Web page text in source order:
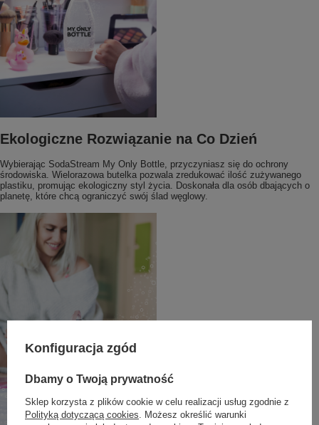
Ekologiczne Rozwiązanie na Co Dzień
Wybierając SodaStream My Only Bottle, przyczyniasz się do ochrony
środowiska. Wielorazowa butelka pozwala zredukować ilość zużywanego
plastiku, promując ekologiczny styl życia. Doskonała dla osób dbających o
planetę, które chcą ograniczyć swój ślad węglowy.
Konfiguracja zgód
Dbamy o Twoją prywatność
Sklep korzysta z plików cookie w celu realizacji usług zgodnie z
Polityką dotyczącą cookies . Możesz określić warunki